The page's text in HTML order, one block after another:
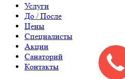
Услуги
До / После
Цены
Специалисты
Акции
Санаторий
Контакты